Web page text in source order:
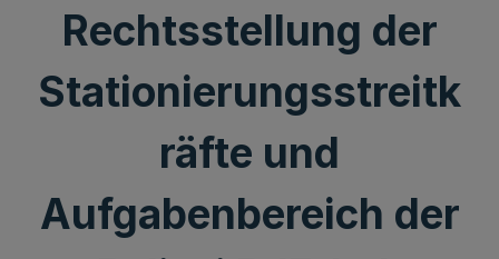
Rechtsstellung der
Stationierungsstreitk
räfte und
Aufgabenbereich der